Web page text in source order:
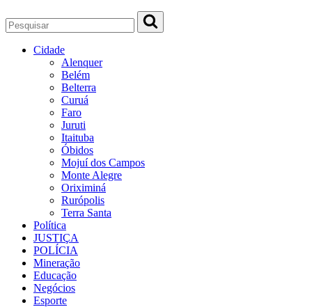
Cidade
Alenquer
Belém
Belterra
Curuá
Faro
Juruti
Itaituba
Óbidos
Mojuí dos Campos
Monte Alegre
Oriximiná
Rurópolis
Terra Santa
Política
JUSTIÇA
POLÍCIA
Mineração
Educação
Negócios
Esporte